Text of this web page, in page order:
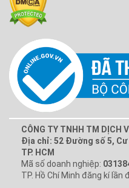
CÔNG TY TNHH TM DỊCH
Địa chỉ: 52 Đường số 5, Cư
TP. HCM
Mã số doanh nghiệp:
TP. Hồ Chí Minh đăng kí